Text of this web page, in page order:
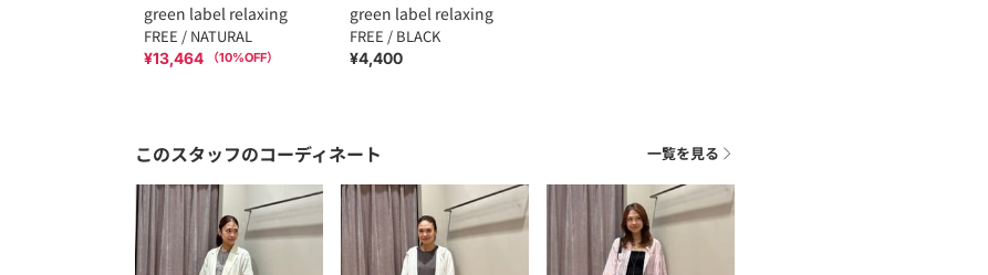
green label relaxing
FREE / NATURAL
¥13,464 （10%OFF）
green label relaxing
FREE / BLACK
¥4,400
このスタッフのコーディネート 一覧を見る